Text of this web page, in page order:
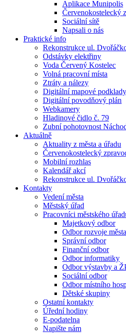
Aplikace Munipolis
Červenokostelecký
Sociální sítě
Napsali o nás
Praktické info
Rekonstrukce ul.
Odstávky elektřiny
Voda Červený Kostelec
Volná pracovní místa
Ztráty a nálezy
Digitální mapové podklady
Digitální povodňový plán
Webkamery
Hladinové čidlo č. 79
Zubní pohotovnost
Aktuálně
Aktuality z města a úřadu
Červenokostelecký
Mobilní rozhlas
Kalendář akcí
Rekonstrukce ul.
Kontakty
Vedení města
Městský úřad
Pracovníci městského
Majetkový odbor
Odbor rozvoje města
Správní odbor
Finanční odbor
Odbor informatiky
Odbor výstavby a
Sociální odbor
Odbor místního
Dětské skupiny
Ostatní kontakty
Úřední hodiny
E-podatelna
Napište nám